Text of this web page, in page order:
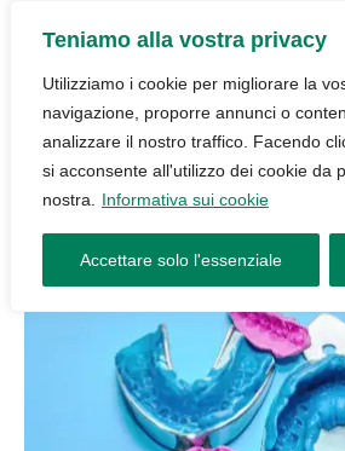
Teniamo alla vostra privacy
Utilizziamo i cookie per migliorare la
navigazione, proporre annunci o
analizzare il nostro traffico. Facendo
si acconsente all'utilizzo dei cookie da
nostra.
Informativa sui cookie
Accettare solo l'essenziale